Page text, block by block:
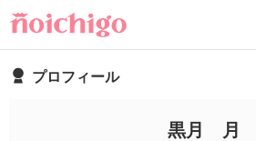
プロフィール
黒月 月